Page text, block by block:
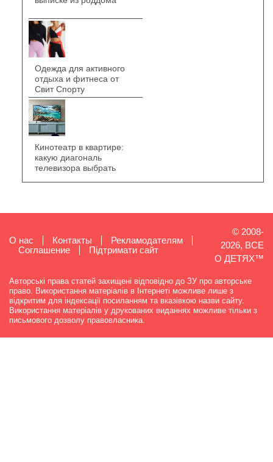
Одежда для активного
отдыха и фитнеса от
Свит Спорту
Кинотеатр в квартире:
какую диагональ
телевизора выбрать
О нас Контакты
Рекламодателям
Cоглашение
Підтримати сайт
© 2008-
2026, ВСЕ
О ДЕТЯХ™
Авторські права статей захищені відповідно до ЗУ про авторське
право. Використання матеріалів в Інтернеті можливе лише з
відкритим для індексації посиланням та вказівкою назви сайту.
Використання матеріалів у друкованих виданнях можливе тільки з
письмового дозволу правовласника.